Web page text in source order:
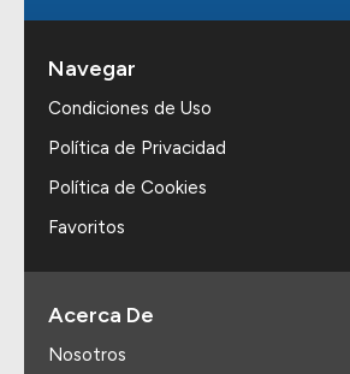
Navegar
Condiciones de Uso
Política de Privacidad
Política de Cookies
Favoritos
Acerca De
Nosotros